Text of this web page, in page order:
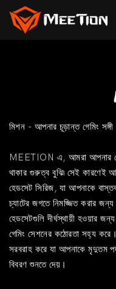
মিশন - আপনার চূড়ান্ত গেমিং
MEETION এ, আমরা আপনার
থাকার গুরুত্ব বুঝি৷ সেই কারণেই
হেডসেট সিরিজ, যা আপনাকে
চ্যাটের জগতে নিমজ্জিত করার
হেডসেটগুলি দীর্ঘস্থায়ী হওয়ার
গেমিং সেশনের কঠোরতা সহ্য
সরবরাহ করে যা আপনাকে মৃদুতম
বিবরণ শুনতে দেয়।